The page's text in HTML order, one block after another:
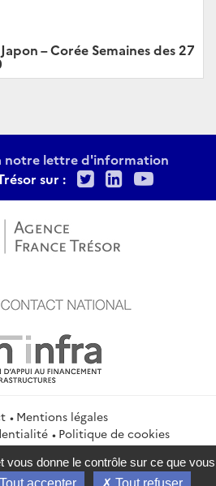
– Corée Semaines des 27
notre lettre d'information
sur :
TwitterLinkedIn
Mentions légales
Politique de cookies
cookies
Flux RSS
legifrance.gouv.fr info.gouv.fr
vous donne le contrôle sur ce que vous
Tout accepter Tout refuser